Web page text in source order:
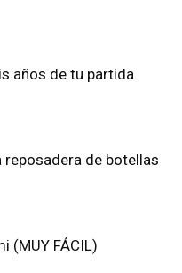
años de tu partida
reposadera de botellas
(MUY FÁCIL)